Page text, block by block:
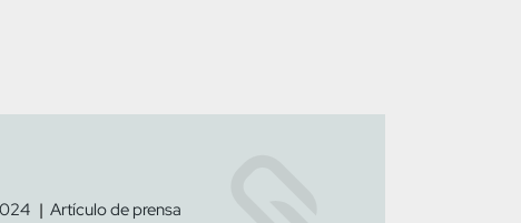
Artículo de prensa